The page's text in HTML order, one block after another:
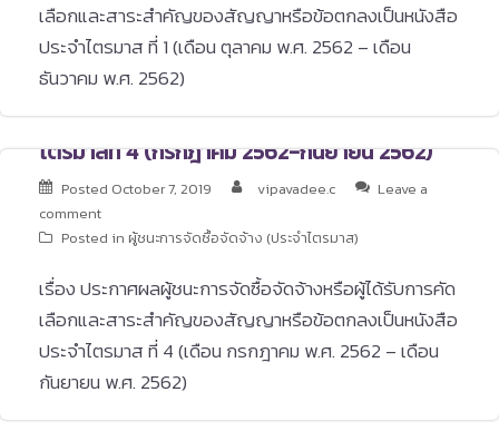
เลือกและสาระสำคัญของสัญญาหรือข้อตกลงเป็นหนังสือ
ประจำไตรมาส ที่ 1 (เดือน ตุลาคม พ.ศ. 2562 – เดือน
ธันวาคม พ.ศ. 2562)
ไตรมาสที่ 4 (กรกฎาคม 2562-กันยายน 2562)
Posted October 7, 2019 vipavadee.c
Leave a
comment
Posted in ผู้ชนะการจัดซื้อจัดจ้าง (ประจำไตรมาส)
เรื่อง ประกาศผลผู้ชนะการจัดซื้อจัดจ้างหรือผู้ได้รับการคัด
เลือกและสาระสำคัญของสัญญาหรือข้อตกลงเป็นหนังสือ
ประจำไตรมาส ที่ 4 (เดือน กรกฎาคม พ.ศ. 2562 – เดือน
กันยายน พ.ศ. 2562)